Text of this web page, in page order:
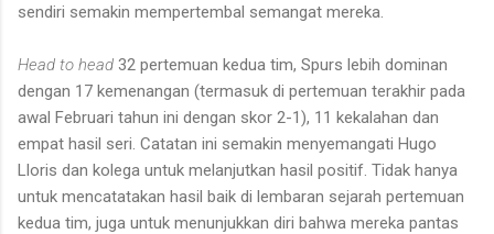
sendiri semakin mempertembal semangat mereka.
Head to head 32 pertemuan kedua tim, Spurs lebih dominan
dengan 17 kemenangan (termasuk di pertemuan terakhir pada
awal Februari tahun ini dengan skor 2-1), 11 kekalahan dan
empat hasil seri. Catatan ini semakin menyemangati Hugo
Lloris dan kolega untuk melanjutkan hasil positif. Tidak hanya
untuk mencatatakan hasil baik di lembaran sejarah pertemuan
kedua tim, juga untuk menunjukkan diri bahwa mereka pantas